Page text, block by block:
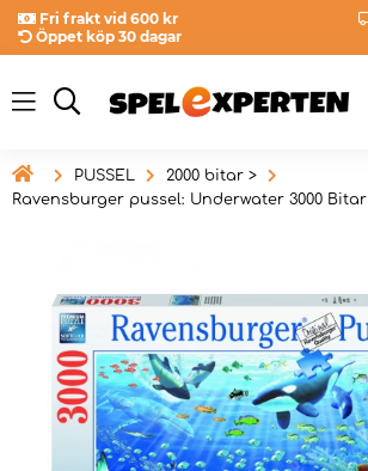
Fri frakt vid 600 kr
Öppet köp 30 dagar
 PUSSEL
2000 bitar >
Ravensburger pussel: Underwater 3000 Bitar